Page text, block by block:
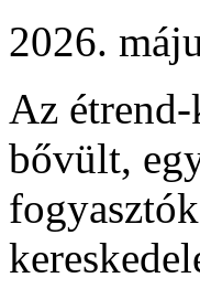
2026.
Az
bővült,